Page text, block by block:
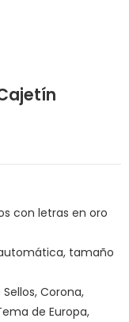
con letras en oro
tamaño
Corona,
de Europa,